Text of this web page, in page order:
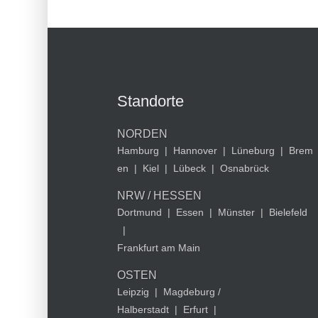
Standorte
NORDEN
Hamburg | Hannover | Lüneburg |
Brem
en
| Kiel | Lübeck | Osnabrück
NRW / HESSEN
Dortmund | Essen | Münster |
Bielefeld
|
Frankfurt am Main
OSTEN
Leipzig |
Magdeburg /
Halberstadt | Erfurt |